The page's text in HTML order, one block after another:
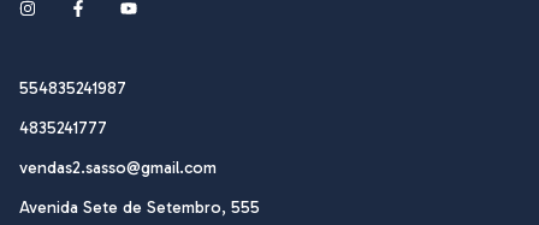
554835241987
4835241777
vendas2.sasso@gmail.com
Avenida Sete de Setembro, 555